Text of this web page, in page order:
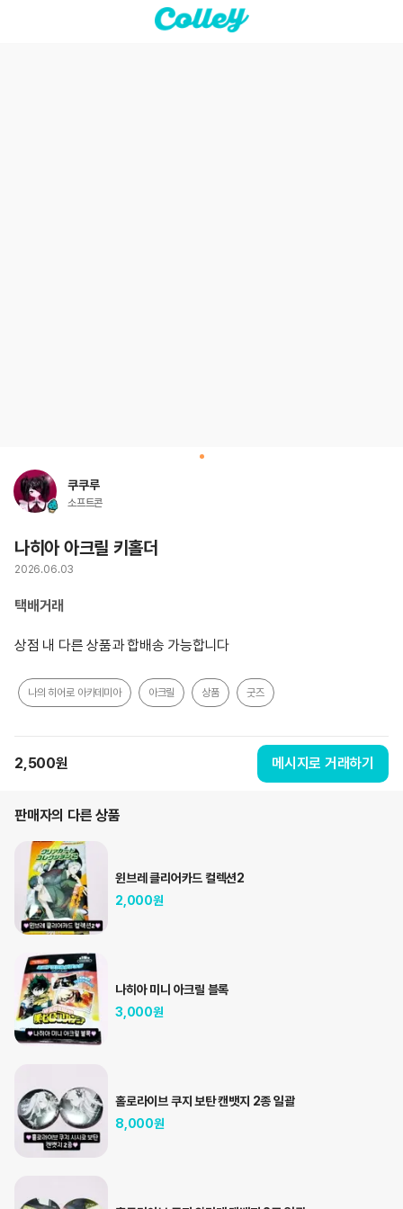
쿠쿠루
소프트콘
나히아 아크릴 키홀더
2026.06.03
택배거래
상점 내 다른 상품과 합배송 가능합니다
나의 히어로 아카데미아 아크릴 상품 굿즈
2,500원 메시지로 거래하기
판매자의 다른 상품
윈브레 클리어카드 컬렉션2
2,000원
나히아 미니 아크릴 블록
3,000원
홀로라이브 쿠지 보탄 캔뱃지 2종 일괄
8,000원